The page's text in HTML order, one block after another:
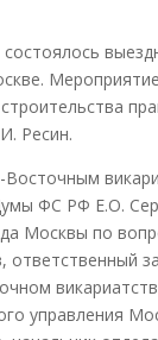
Ресин.
ФС РФ Е.О.
Москвы по
ответственный
управления